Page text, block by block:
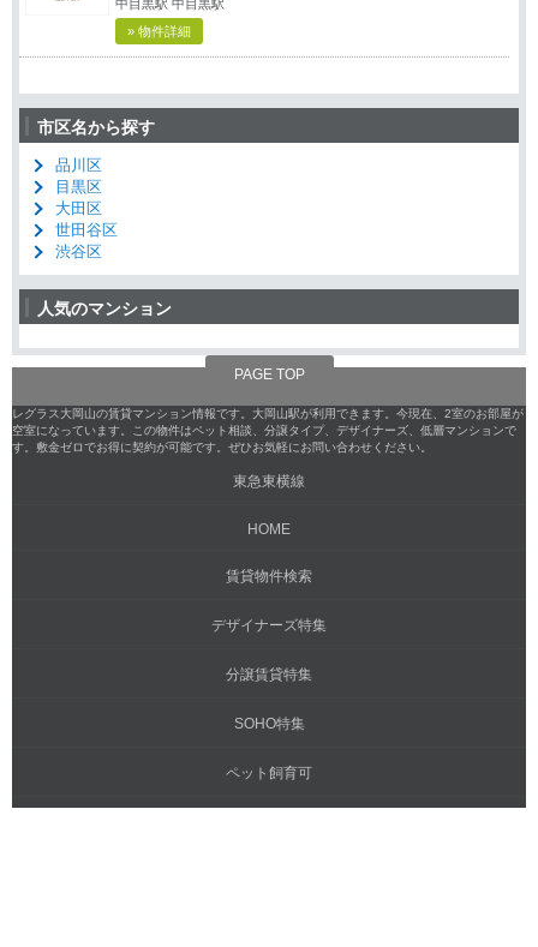
中目黒駅 中目黒駅
» 物件詳細
市区名から探す
品川区
目黒区
大田区
世田谷区
渋谷区
人気のマンション
PAGE TOP
レグラス大岡山の賃貸マンション情報です。大岡山駅が利用できます。今現在、2室のお部屋が
空室になっています。この物件はペット相談、分譲タイプ、デザイナーズ、低層マンションで
す。敷金ゼロでお得に契約が可能です。ぜひお気軽にお問い合わせください。
東急東横線
HOME
賃貸物件検索
デザイナーズ特集
分譲賃貸特集
SOHO特集
ペット飼育可